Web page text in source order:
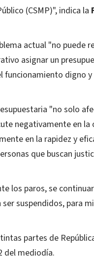
(CSMP)", indica la
actual "no puede
asignar un
funcionamiento digno
"no solo
negativamente en la
en la rapidez y
que buscan
los paros, se
suspendidos, para
partes de
del mediodía.